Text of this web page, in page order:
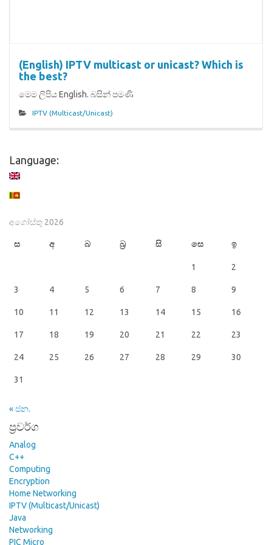
(English) IPTV multicast or unicast? Which is
the best?
මෙම ලිපිය English. බසින් පමණි
IPTV (Multicast/Unicast)
Language:
අගෝස්තු 2026
ස අ බ බ්‍ර සි සෙ ඉ
1 2
3 4 5 6 7 8 9
10 11 12 13 14 15 16
17 18 19 20 21 22 23
24 25 26 27 28 29 30
31
« ජන.
ප්‍රවර්ග
Analog
C++
Computing
Encryption
Home Networking
IPTV (Multicast/Unicast)
Java
Networking
PIC Micro